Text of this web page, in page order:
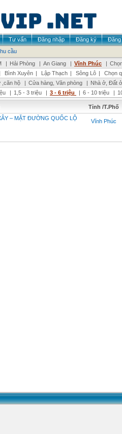
Tư vấn Đăng nhập Đăng ký
Đăng
cầu
| Hải Phòng | An Giang | Vĩnh Phúc |
Bình Xuyên | Lập Thạch | Sông Lô |
Chọn
,căn hộ | Cửa hàng, Văn phòng | Nhà ở, Đất ở
| 1,5 - 3 triệu | 3 - 6 triệu | 6 - 10 triệu |
Tỉnh /T.Phố
– MẶT ĐƯỜNG QUỐC LỘ
Vĩnh Phúc